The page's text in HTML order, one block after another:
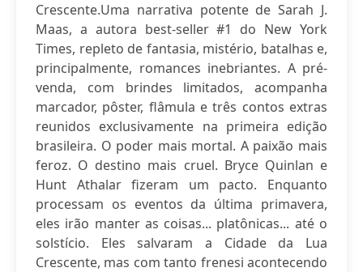
Crescente.Uma narrativa potente de Sarah J.
Maas, a autora best-seller #1 do New York
Times, repleto de fantasia, mistério, batalhas e,
principalmente, romances inebriantes. A pré-
venda, com brindes limitados, acompanha
marcador, pôster, flâmula e três contos extras
reunidos exclusivamente na primeira edição
brasileira. O poder mais mortal. A paixão mais
feroz. O destino mais cruel. Bryce Quinlan e
Hunt Athalar fizeram um pacto. Enquanto
processam os eventos da última primavera,
eles irão manter as coisas... platônicas... até o
solstício. Eles salvaram a Cidade da Lua
Crescente, mas com tanto frenesi acontecendo